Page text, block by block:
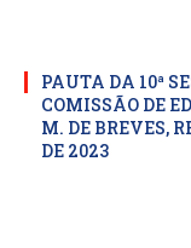
PAUTA DA 10ª
COMISSÃO DE
M. DE BREVES,
DE 2023